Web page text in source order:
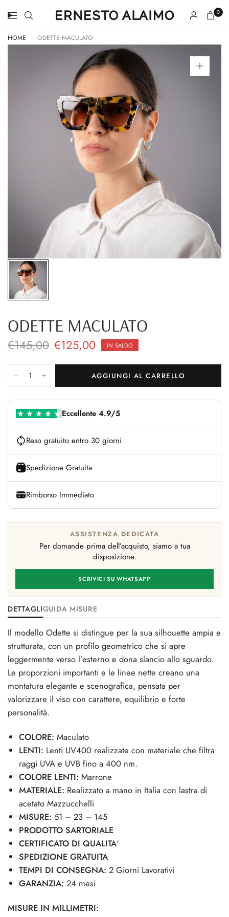
0
HOME ODETTE MACULATO
ODETTE MACULATO
€145,00 €125,00 IN SALDO
AGGIUNGI AL CARRELLO
Eccellente 4.9/5
Reso gratuito entro 30 giorni
Spedizione Gratuita
Rimborso Immediato
ASSISTENZA DEDICATA
Per domande prima dell’acquisto, siamo a tua
disposizione.
SCRIVICI SU WHATSAPP
DETTAGLIGUIDA MISURE
Il modello Odette si distingue per la sua silhouette ampia e
strutturata, con un profilo geometrico che si apre
leggermente verso l’esterno e dona slancio allo sguardo.
Le proporzioni importanti e le linee nette creano una
montatura elegante e scenografica, pensata per
valorizzare il viso con carattere, equilibrio e forte
personalità.
COLORE: Maculato
LENTI: Lenti UV400 realizzate con materiale che filtra
raggi UVA e UVB fino a 400 nm.
COLORE LENTI: Marrone
MATERIALE: Realizzato a mano in Italia con lastra di
acetato Mazzucchelli
MISURE: 51 – 23 – 145
PRODOTTO SARTORIALE
CERTIFICATO DI QUALITA'
SPEDIZIONE GRATUITA
TEMPI DI CONSEGNA: 2 Giorni Lavorativi
GARANZIA: 24 mesi
MISURE IN MILLIMETRI: